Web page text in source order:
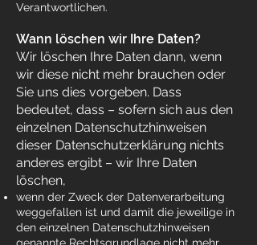
Verantwortlichen.
Wann löschen wir Ihre Daten?
Wir löschen Ihre Daten dann, wenn
wir diese nicht mehr brauchen oder
Sie uns dies vorgeben. Dass
bedeutet, dass – sofern sich aus den
einzelnen Datenschutzhinweisen
dieser Datenschutzerklärung nichts
anderes ergibt – wir Ihre Daten
löschen,
wenn der Zweck der Datenverarbeitung
weggefallen ist und damit die jeweilige in
den einzelnen Datenschutzhinweisen